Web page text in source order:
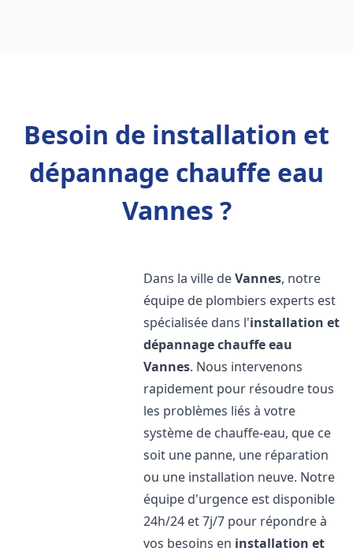
Besoin de installation et
dépannage chauffe eau
Vannes ?
Dans la ville deVannes, notre
équipe de plombiers experts est
spécialisée dans l'installation et
dépannage chauffe eau
Vannes. Nous intervenons
rapidement pour résoudre tous
les problèmes liés à votre
système de chauffe-eau, que ce
soit une panne, une réparation
ou une installation neuve. Notre
équipe d'urgence est disponible
24h/24 et 7j/7 pour répondre à
vos besoins en installation et